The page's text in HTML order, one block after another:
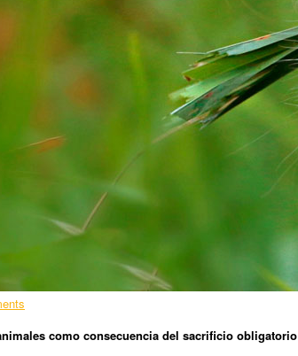
como consecuencia del sacrificio obligatorio